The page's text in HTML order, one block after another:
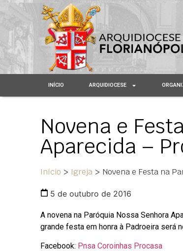
INÍCIO ARQUIDIOCESE
Novena e
Aparecida –
Início > Igreja > Novena e Festa na
5 de outubro de 2016
A novena na Paróquia Nossa Senhora
grande festa em honra à Padroeira será
Facebook: Pnsa Coroinhas Procasa